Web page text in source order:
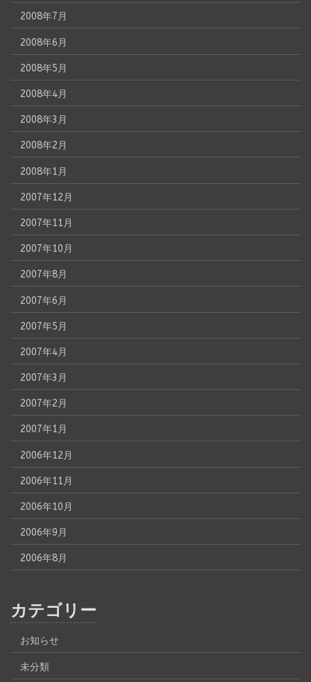
2008年7月
2008年6月
2008年5月
2008年4月
2008年3月
2008年2月
2008年1月
2007年12月
2007年11月
2007年10月
2007年8月
2007年6月
2007年5月
2007年4月
2007年3月
2007年2月
2007年1月
2006年12月
2006年11月
2006年10月
2006年9月
2006年8月
カテゴリー
お知らせ
未分類